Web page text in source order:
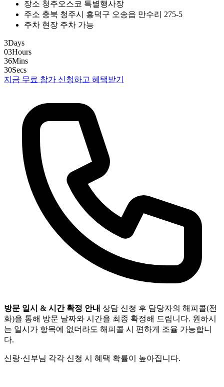
장소 청주오스코 특별행사장
주소 충북 청주시 흥덕구 오송읍 만수리 275-5
주차 현장 주차 가능
3Days
03Hours
36Mins
29Secs
지금 무료 참가 신청하고 혜택받기
방문 일시 & 시간 확정 안내 상담 신청 후 담당자의 해피콜(전
화)을 통해 방문 날짜와 시간을 최종 확정해 드립니다. 원하시
는 일시가 항목에 없더라도 해피콜 시 편하게 조율 가능합니
다.
신랑·신부님 각각 신청 시 혜택 확률이 높아집니다.